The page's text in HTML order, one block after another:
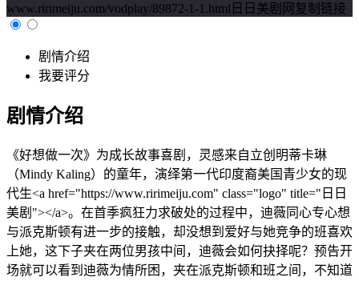
www.ririmeiju.com/vodplay/89872-1-1.html日日美剧网 复制链接
剧情介绍
我要评分
剧情介绍
《好想做一次》为成长故事喜剧，灵感来自立创明蒂卡琳
（Mindy Kaling）的童年，演绎第一代印度裔美国青少女的现
代生<a href="https://www.ririmeiju.com" class="logo" title="日日
美剧"></a>。在首季疯狂力求破处的过程中，迪薇同心专心想
与派克斯顿有进一步的接触，却没想到爱好与她竞争的班喜欢
上她，这下子夹在两位男孩中间，迪薇会如何抉择呢？预告开
场就可以看到迪薇为情所困，夹在派克斯顿和班之间，不知道